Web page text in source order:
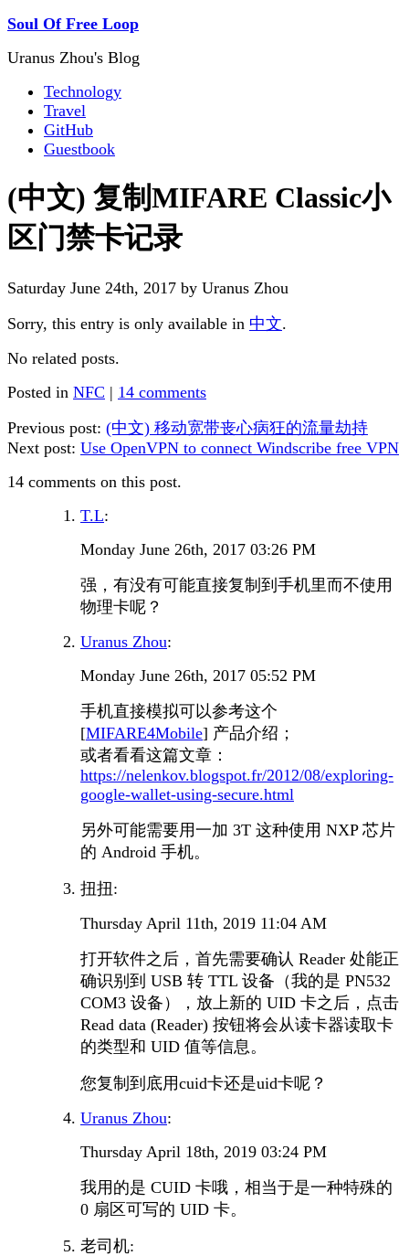
Soul Of Free Loop
Uranus Zhou's Blog
Technology
Travel
GitHub
Guestbook
(中文) 复制MIFARE Classic小
区门禁卡记录
Saturday June 24th, 2017 by Uranus Zhou
Sorry, this entry is only available in 中文.
No related posts.
Posted in NFC | 14 comments
Previous post: (中文) 移动宽带丧心病狂的流量劫持
Next post: Use OpenVPN to connect Windscribe free VPN
14 comments on this post.
T.L:
Monday June 26th, 2017 03:26 PM
强，有没有可能直接复制到手机里而不使用
物理卡呢？
Uranus Zhou:
Monday June 26th, 2017 05:52 PM
手机直接模拟可以参考这个
[MIFARE4Mobile] 产品介绍；
或者看看这篇文章：
https://nelenkov.blogspot.fr/2012/08/exploring-
google-wallet-using-secure.html
另外可能需要用一加 3T 这种使用 NXP 芯片
的 Android 手机。
扭扭:
Thursday April 11th, 2019 11:04 AM
打开软件之后，首先需要确认 Reader 处能正
确识别到 USB 转 TTL 设备（我的是 PN532
COM3 设备），放上新的 UID 卡之后，点击
Read data (Reader) 按钮将会从读卡器读取卡
的类型和 UID 值等信息。
您复制到底用cuid卡还是uid卡呢？
Uranus Zhou:
Thursday April 18th, 2019 03:24 PM
我用的是 CUID 卡哦，相当于是一种特殊的
0 扇区可写的 UID 卡。
老司机: